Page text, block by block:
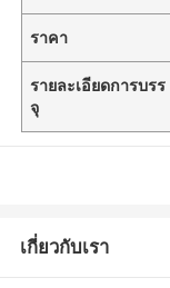
ราคา
รายละเอียดการบรร
จุ
เกี่ยวกับเรา